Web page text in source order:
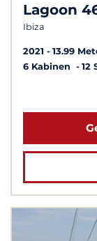
Lagoon
Ibiza
2021
13.99
6 Kabinen
12